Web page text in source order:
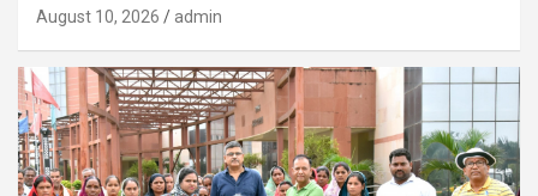
August 10, 2026 admin